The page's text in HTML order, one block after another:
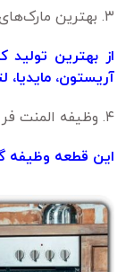
۳. بهترین مارک‌های خارجی فر کدام‌اند؟
از بهترین تولید
آریستون، مایدیا،
۴. وظیفه المنت فر چیست؟
این قطعه وظیفه